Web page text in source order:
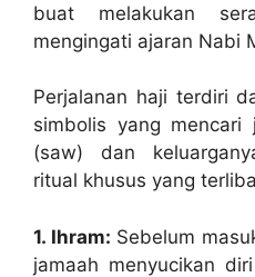
buat melakukan
mengingati ajaran Nabi
Perjalanan haji terdiri
simbolis yang mencari
(saw) dan
ritual khusus yang
1. Ihram: Sebelum
jamaah menyucikan